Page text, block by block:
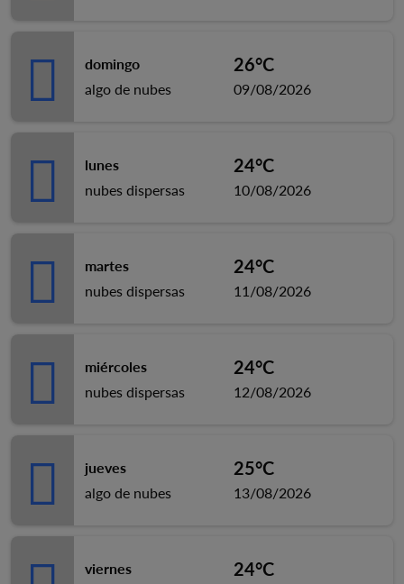
domingo
algo de nubes
26°C
09/08/2026
lunes
nubes dispersas
24°C
10/08/2026
martes
nubes dispersas
24°C
11/08/2026
miércoles
nubes dispersas
24°C
12/08/2026
jueves
algo de nubes
25°C
13/08/2026
viernes
24°C